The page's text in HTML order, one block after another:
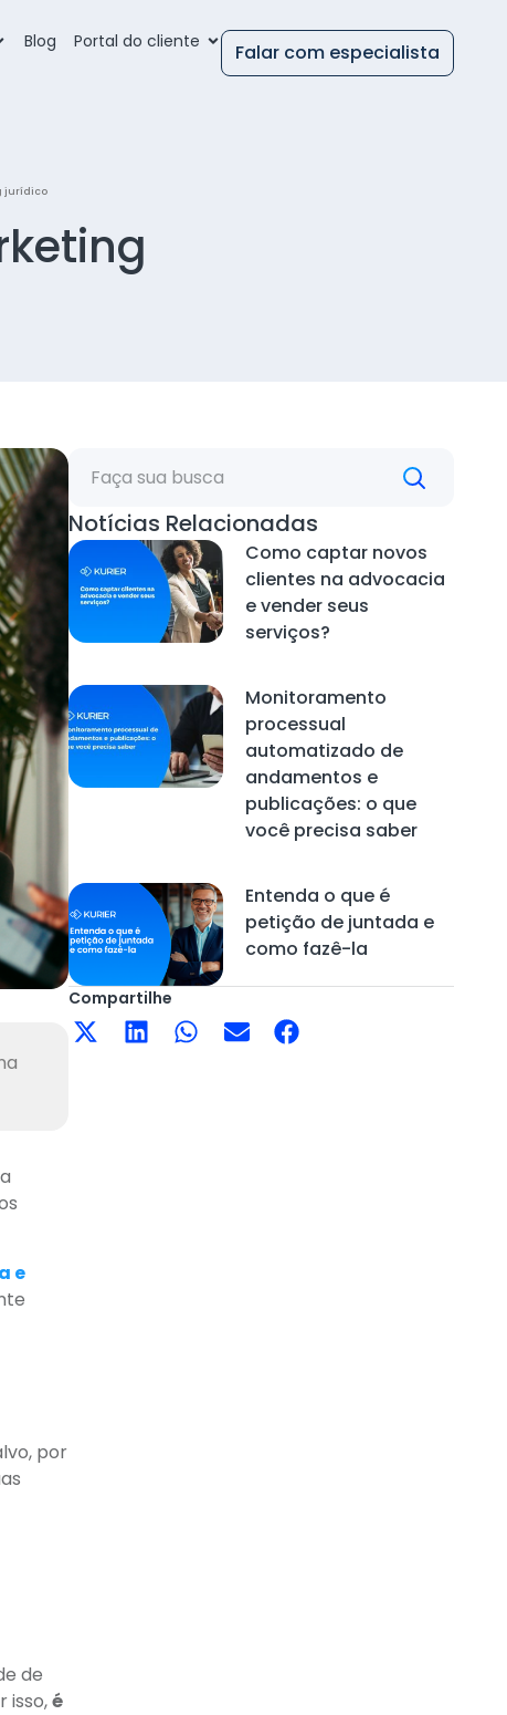
Blog Portal do cliente Falar com especialista
jurídico
e
por
de
isso,é
Notícias Relacionadas
Como captar novos
clientes na advocacia
e vender seus
serviços?
Monitoramento
processual
automatizado de
andamentos e
publicações: o que
você precisa saber
Entenda o que é
petição de juntada e
como fazê-la
Compartilhe